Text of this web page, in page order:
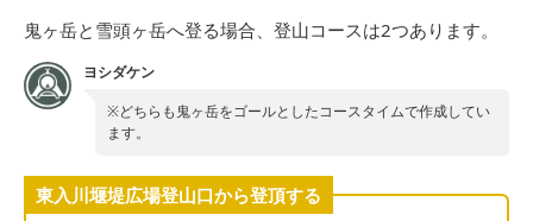
鬼ヶ岳と雪頭ヶ岳へ登る場合、登山コースは2つあります。
ヨシダケン
※どちらも鬼ヶ岳をゴールとしたコースタイムで作成してい
ます。
東入川堰堤広場登山口から登頂する